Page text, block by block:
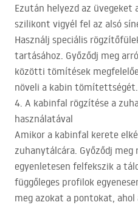
Ezután helyezd az
szilikont vigyél fel az alsó
Használj speciális
tartásához. Győződj meg
közötti tömítések
növeli a kabin tömítettségét.
4. A kabinfal rögzítése a
használatával
Amikor a kabinfal kerete
zuhanytálcára. Győződj meg
egyenletesen felfekszik a
függőleges profilok
meg azokat a pontokat,